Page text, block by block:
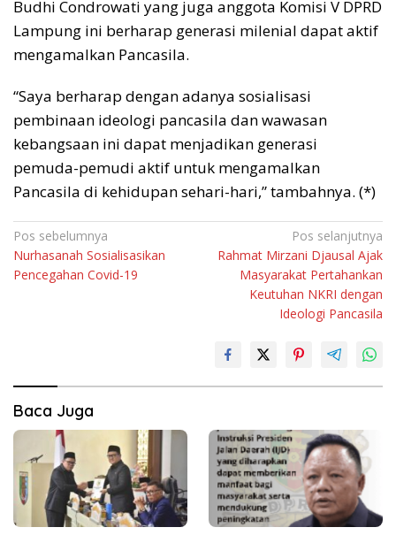
Budhi Condrowati yang juga anggota Komisi V DPRD
Lampung ini berharap generasi milenial dapat aktif
mengamalkan Pancasila.
“Saya berharap dengan adanya sosialisasi
pembinaan ideologi pancasila dan wawasan
kebangsaan ini dapat menjadikan generasi
pemuda-pemudi aktif untuk mengamalkan
Pancasila di kehidupan sehari-hari,” tambahnya. (*)
Navigasi
pos
Pos sebelumnya
Nurhasanah Sosialisasikan
Pencegahan Covid-19
Pos selanjutnya
Rahmat Mirzani Djausal Ajak
Masyarakat Pertahankan
Keutuhan NKRI dengan
Ideologi Pancasila
Baca Juga